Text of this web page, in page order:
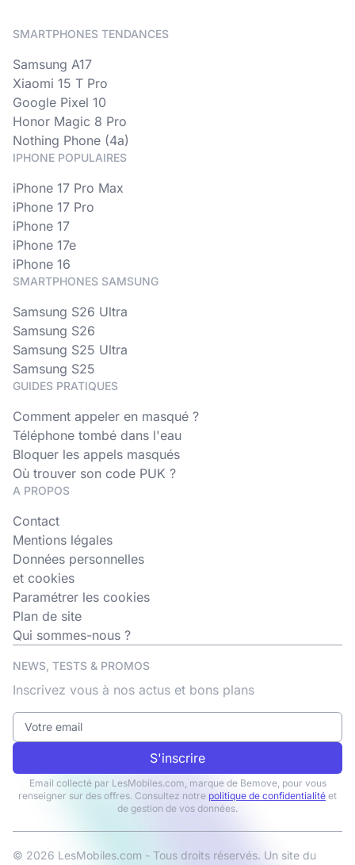
SMARTPHONES TENDANCES
Samsung A17
Xiaomi 15 T Pro
Google Pixel 10
Honor Magic 8 Pro
Nothing Phone (4a)
IPHONE POPULAIRES
iPhone 17 Pro Max
iPhone 17 Pro
iPhone 17
iPhone 17e
iPhone 16
SMARTPHONES SAMSUNG
Samsung S26 Ultra
Samsung S26
Samsung S25 Ultra
Samsung S25
GUIDES PRATIQUES
Comment appeler en masqué ?
Téléphone tombé dans l'eau
Bloquer les appels masqués
Où trouver son code PUK ?
A PROPOS
Contact
Mentions légales
Données personnelles
et cookies
Paramétrer les cookies
Plan de site
Qui sommes-nous ?
NEWS, TESTS & PROMOS
Inscrivez vous à nos actus et bons plans
S'inscrire
Email collecté par LesMobiles.com, marque de Bemove, pour vous
renseigner sur des offres. Consultez notre politique de confidentialité et
de gestion de vos données.
© 2026 LesMobiles.com - Tous droits réservés. Un site du